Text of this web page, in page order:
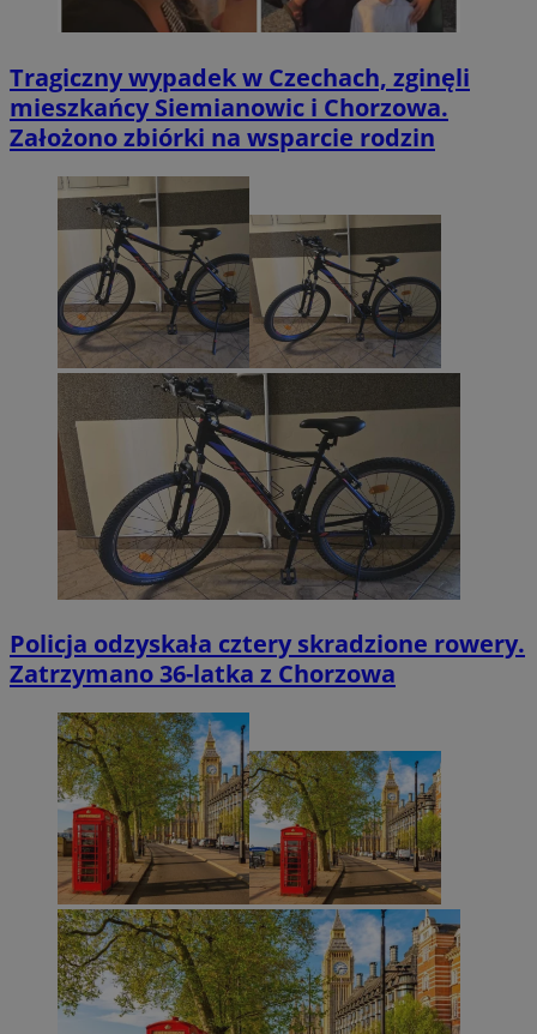
Tragiczny wypadek w Czechach, zginęli
mieszkańcy Siemianowic i Chorzowa.
Założono zbiórki na wsparcie rodzin
Policja odzyskała cztery skradzione rowery.
Zatrzymano 36-latka z Chorzowa